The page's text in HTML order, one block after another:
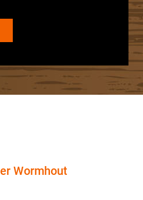
Wormhout